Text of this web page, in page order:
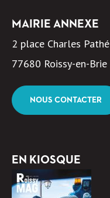
MAIRIE ANNEXE
2 place Charles Pathé
77680 Roissy-en-Brie
NOUS CONTACTER
EN KIOSQUE